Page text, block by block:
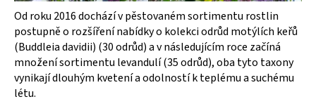
Od roku 2016 dochází v pěstovaném sortimentu rostlin
postupně o rozšíření nabídky o kolekci odrůd motýlích keřů
(Buddleia davidii) (30 odrůd) a v následujícím roce začíná
množení sortimentu levandulí (35 odrůd), oba tyto taxony
vynikají dlouhým kvetení a odolností k teplému a suchému
létu.